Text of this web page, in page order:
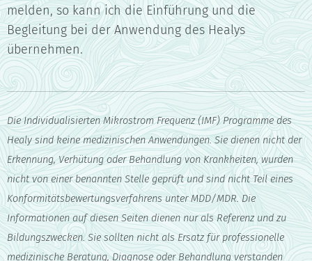
melden, so kann ich die Einführung und die
Begleitung bei der Anwendung des Healys
übernehmen.
Die Individualisierten Mikrostrom Frequenz (IMF) Programme des
Healy sind keine medizinischen Anwendungen. Sie dienen nicht der
Erkennung, Verhütung oder Behandlung von Krankheiten, wurden
nicht von einer benannten Stelle geprüft und sind nicht Teil eines
Konformitätsbewertungsverfahrens unter MDD/MDR. Die
Informationen auf diesen Seiten dienen nur als Referenz und zu
Bildungszwecken. Sie sollten nicht als Ersatz für professionelle
medizinische Beratung, Diagnose oder Behandlung verstanden